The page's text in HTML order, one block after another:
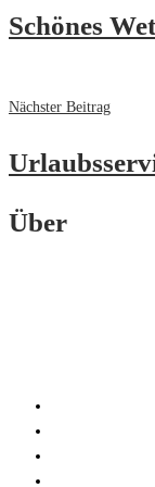
Schönes
Nächster Beitrag
Über